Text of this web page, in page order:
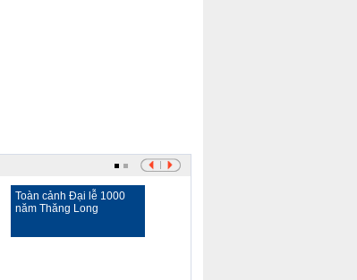
Toàn cảnh Đại lễ 1000
năm Thăng Long